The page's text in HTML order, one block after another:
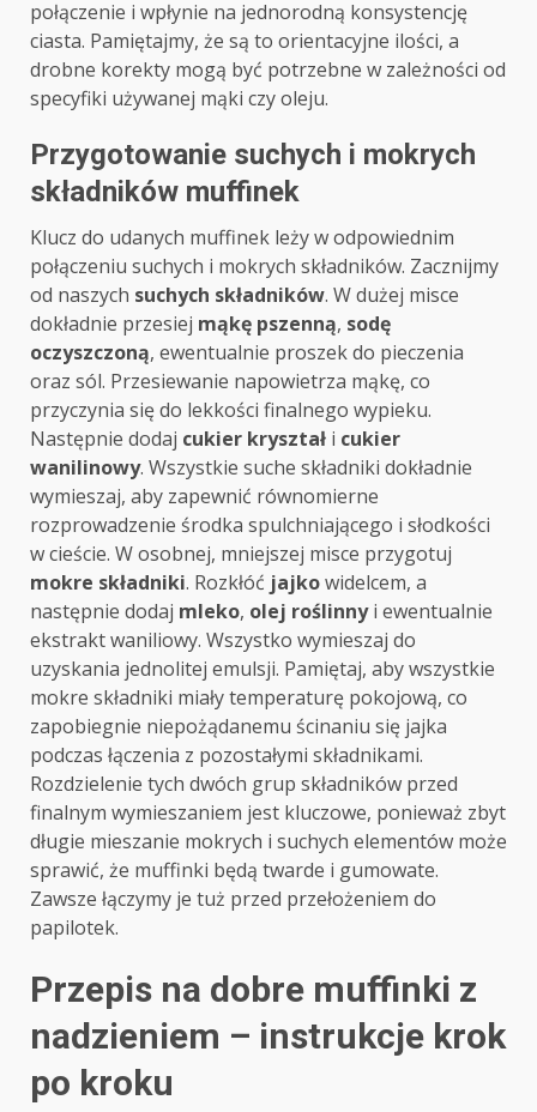
połączenie i wpłynie na jednorodną konsystencję
ciasta. Pamiętajmy, że są to orientacyjne ilości, a
drobne korekty mogą być potrzebne w zależności od
specyfiki używanej mąki czy oleju.
Przygotowanie suchych i mokrych
składników muffinek
Klucz do udanych muffinek leży w odpowiednim
połączeniu suchych i mokrych składników. Zacznijmy
od naszych suchych składników. W dużej misce
dokładnie przesiej mąkę pszenną, sodę
oczyszczoną, ewentualnie proszek do pieczenia
oraz sól. Przesiewanie napowietrza mąkę, co
przyczynia się do lekkości finalnego wypieku.
Następnie dodaj cukier kryształ i cukier
wanilinowy. Wszystkie suche składniki dokładnie
wymieszaj, aby zapewnić równomierne
rozprowadzenie środka spulchniającego i słodkości
w cieście. W osobnej, mniejszej misce przygotuj
mokre składniki. Rozkłóć jajkowidelcem, a
następnie dodaj mleko, olej roślinnyi ewentualnie
ekstrakt waniliowy. Wszystko wymieszaj do
uzyskania jednolitej emulsji. Pamiętaj, aby wszystkie
mokre składniki miały temperaturę pokojową, co
zapobiegnie niepożądanemu ścinaniu się jajka
podczas łączenia z pozostałymi składnikami.
Rozdzielenie tych dwóch grup składników przed
finalnym wymieszaniem jest kluczowe, ponieważ zbyt
długie mieszanie mokrych i suchych elementów może
sprawić, że muffinki będą twarde i gumowate.
Zawsze łączymy je tuż przed przełożeniem do
papilotek.
Przepis na dobre muffinki z
nadzieniem – instrukcje krok
po kroku